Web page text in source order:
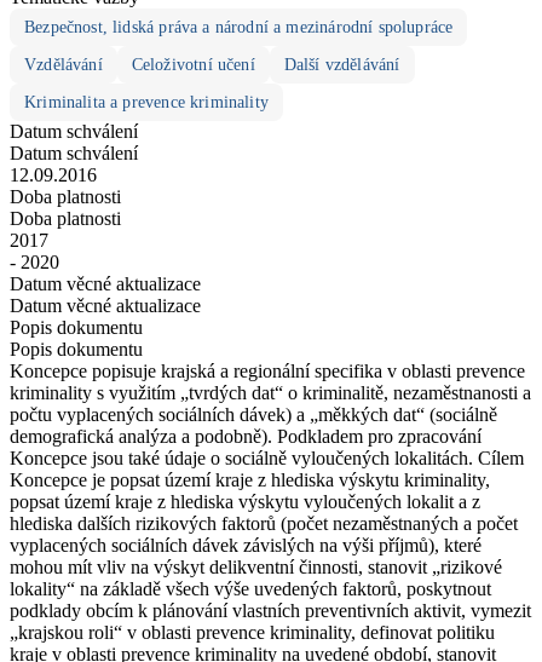
Bezpečnost, lidská práva a národní a mezinárodní spolupráce
Vzdělávání Celoživotní učení Další vzdělávání
Kriminalita a prevence kriminality
Datum schválení
Datum schválení
12.09.2016
Doba platnosti
Doba platnosti
2017
- 2020
Datum věcné aktualizace
Datum věcné aktualizace
Popis dokumentu
Popis dokumentu
Koncepce popisuje krajská a regionální specifika v oblasti prevence
kriminality s využitím „tvrdých dat“ o kriminalitě, nezaměstnanosti a
počtu vyplacených sociálních dávek) a „měkkých dat“ (sociálně
demografická analýza a podobně). Podkladem pro zpracování
Koncepce jsou také údaje o sociálně vyloučených lokalitách. Cílem
Koncepce je popsat území kraje z hlediska výskytu kriminality,
popsat území kraje z hlediska výskytu vyloučených lokalit a z
hlediska dalších rizikových faktorů (počet nezaměstnaných a počet
vyplacených sociálních dávek závislých na výši příjmů), které
mohou mít vliv na výskyt delikventní činnosti, stanovit „rizikové
lokality“ na základě všech výše uvedených faktorů, poskytnout
podklady obcím k plánování vlastních preventivních aktivit, vymezit
„krajskou roli“ v oblasti prevence kriminality, definovat politiku
kraje v oblasti prevence kriminality na uvedené období, stanovit